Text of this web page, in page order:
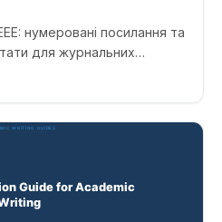
нумеровані посилання та
для журнальних
і джерел з AI — з